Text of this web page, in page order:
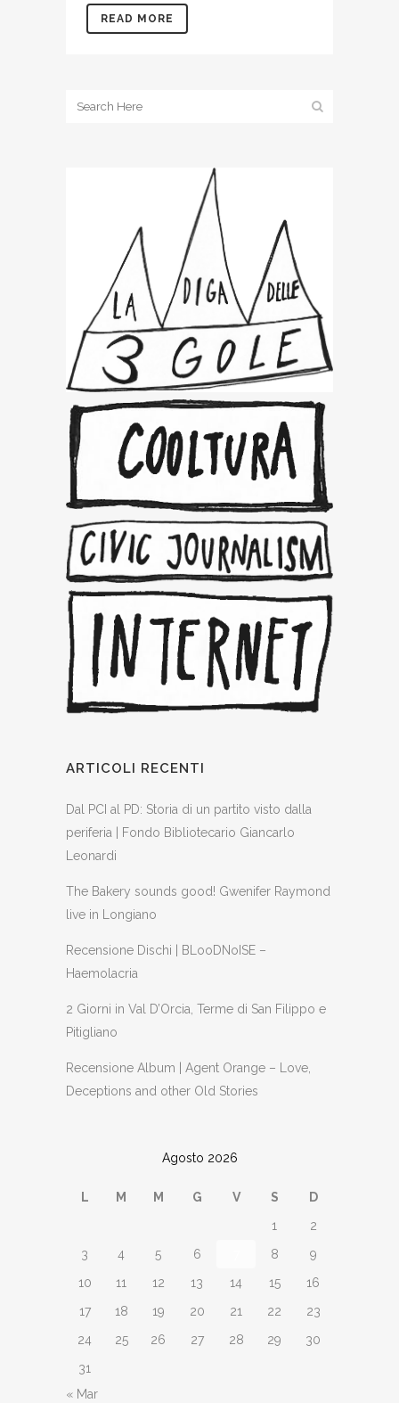
READ MORE
ARTICOLI RECENTI
Dal PCI al PD: Storia di un partito visto dalla
periferia | Fondo Bibliotecario Giancarlo
Leonardi
The Bakery sounds good! Gwenifer Raymond
live in Longiano
Recensione Dischi | BLooDNoISE –
Haemolacria
2 Giorni in Val D’Orcia, Terme di San Filippo e
Pitigliano
Recensione Album | Agent Orange – Love,
Deceptions and other Old Stories
Agosto 2026
L M M G V S
D
1
2
3
4 5 6 8
9
10
11 12 13 14 15
16
17
18 19 20 21 22
23
24
25 26 27 28 29
30
31
« Mar